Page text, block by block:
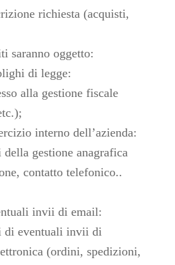
richiesta (acquisti,
saranno oggetto:
di legge:
alla gestione fiscale
interno dell’azienda:
gestione anagrafica
contatto telefonico..
invii di email:
di eventuali invii di
(ordini, spedizioni,